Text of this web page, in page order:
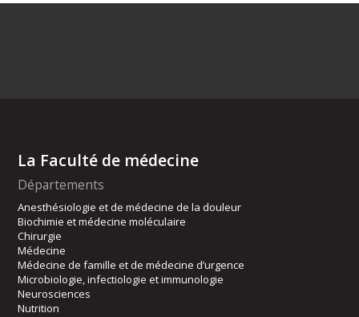
La Faculté de médecine
Départements
Anesthésiologie et de médecine de la douleur
Biochimie et médecine moléculaire
Chirurgie
Médecine
Médecine de famille et de médecine d’urgence
Microbiologie, infectiologie et immunologie
Neurosciences
Nutrition